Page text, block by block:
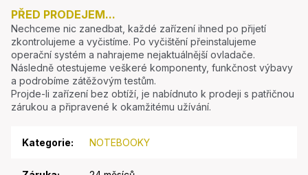
PŘED PRODEJEM...
Nechceme nic zanedbat, každé zařízení ihned po přijetí
zkontrolujeme a vyčistíme. Po vyčištění přeinstalujeme
operační systém a nahrajeme nejaktuálnější ovladače.
Následně otestujeme veškeré komponenty, funkčnost výbavy
a podrobíme zátěžovým testům.
Projde-li zařízení bez obtíží, je nabídnuto k prodeji s patřičnou
zárukou a připravené k okamžitému užívání.
Kategorie: NOTEBOOKY